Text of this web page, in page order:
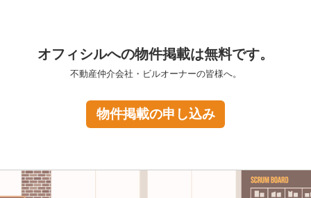
オフィシルへの物件掲載は無料です。
不動産仲介会社・ビルオーナーの皆様へ。
物件掲載の申し込み